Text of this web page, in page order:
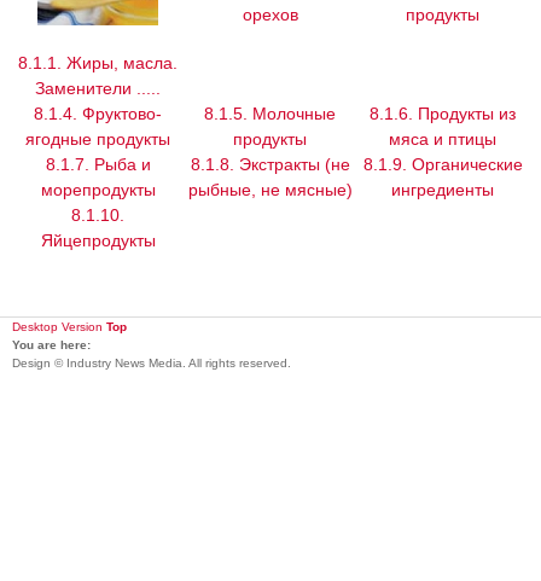
8.1.1. Жиры, масла.
Заменители .....
орехов
продукты
8.1.4. Фруктово-
ягодные продукты
8.1.5. Молочные
продукты
8.1.6. Продукты из
мяса и птицы
8.1.7. Рыба и
морепродукты
8.1.8. Экстракты (не
рыбные, не мясные)
8.1.9. Органические
ингредиенты
8.1.10.
Яйцепродукты
Desktop Version Top
You are here:
Design © Industry News Media. All rights reserved.